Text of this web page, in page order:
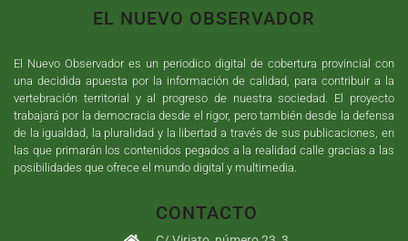
EL NUEVO OBSERVADOR
El Nuevo Observador es un periodico digital de cobertura provincial con
una decidida apuesta por la información de calidad, para contribuir a la
vertebración territorial y al progreso de nuestra sociedad. El proyecto
trabajará por la democracia desde el rigor, pero también desde la defensa
de la igualdad, la pluralidad y la libertad a través de sus publicaciones, en
las que primarán los contenidos pegados a la realidad calle gracias a las
posibilidades que ofrece el mundo digital y multimedia.
CONTACTO